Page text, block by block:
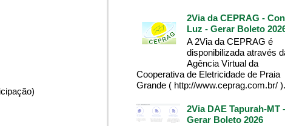
2Via da CEPRAG -
Luz - Gerar Boleto
A 2Via da CEPRAG é
disponibilizada através
Agência Virtual da
Cooperativa de Eletricidade de Praia
Grande ( http://www.ceprag.com.br/
2Via DAE Tapurah-MT -
Gerar Boleto 2026